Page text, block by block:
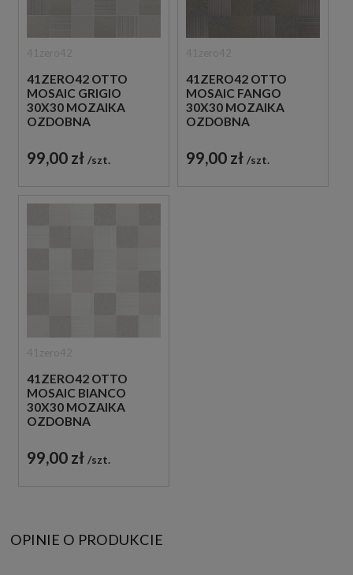
41ZERO42 OTTO
MOSAIC GRIGIO
30X30 MOZAIKA
OZDOBNA
99,00 zł szt.
41ZERO42 OTTO
MOSAIC FANGO
30X30 MOZAIKA
OZDOBNA
99,00 zł szt.
41ZERO42 OTTO
MOSAIC BIANCO
30X30 MOZAIKA
OZDOBNA
99,00 zł szt.
OPINIE O PRODUKCIE